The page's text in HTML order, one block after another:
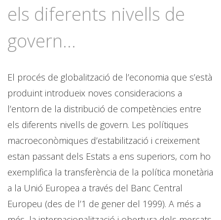
els diferents nivells de
govern...
El procés de globalització de l’economia que s’està
produint introdueix noves consideracions a
l’entorn de la distribució de competències entre
els diferents nivells de govern. Les polítiques
macroeconòmiques d’estabilització i creixement
estan passant dels Estats a ens superiors, com ho
exemplifica la transferència de la política monetària
a la Unió Europea a través del Banc Central
Europeu (des de l’1 de gener del 1999). A més a